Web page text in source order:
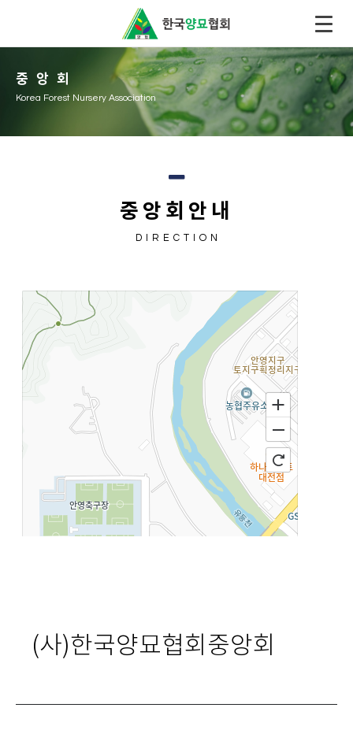
중앙회
Korea Forest Nursery Association
중앙회안내
DIRECTION
(사)한국양묘협회중앙회